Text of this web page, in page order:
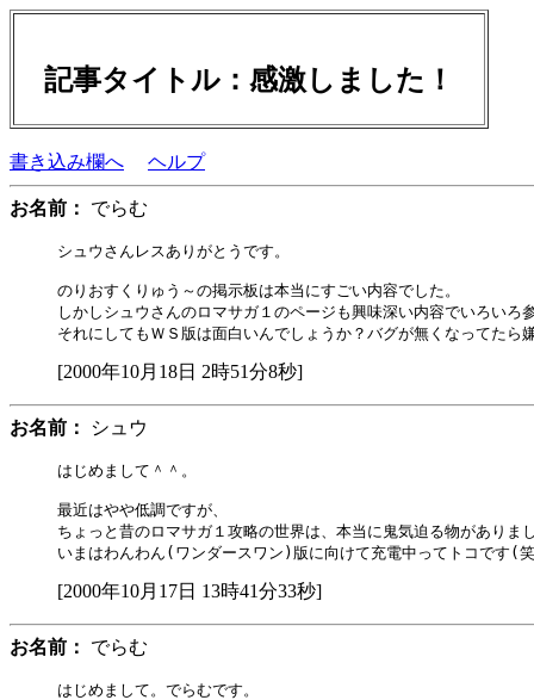
記事タイトル：感激しました！
書き込み欄へ ヘルプ
お名前： でらむ
シュウさんレスありがとうです。
のりおすくりゅう～の掲示板は本当にすごい内容でした。
しかしシュウさんのロマサガ１のページも興味深い内容でいろいろ
[2000年10月18日 2時51分8秒]
お名前： シュウ
はじめまして＾＾。
最近はやや低調ですが、
ちょっと昔のロマサガ１攻略の世界は、本当に鬼気迫る物がありま
[2000年10月17日 13時41分33秒]
お名前： でらむ
はじめまして。でらむです。